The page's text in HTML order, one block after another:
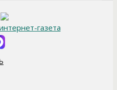
газета